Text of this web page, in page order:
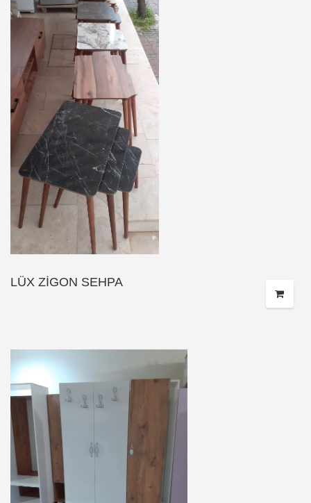
LÜX ZİGON SEHPA